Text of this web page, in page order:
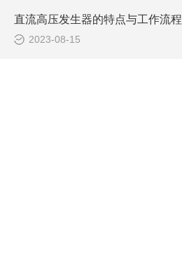
直流高压发生器的特点与工作流程
2023-08-15